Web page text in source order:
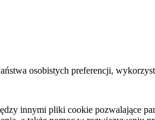
osobistych preferencji,
innymi pliki cookie pozwalające